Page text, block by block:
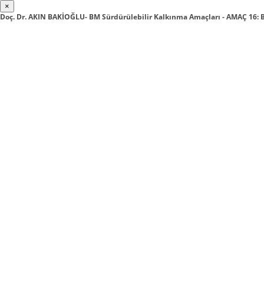
×
Doç. Dr. AKIN BAKİOĞLU- BM Sürdürülebilir Kalkınma Amaçları - AMAÇ 16: